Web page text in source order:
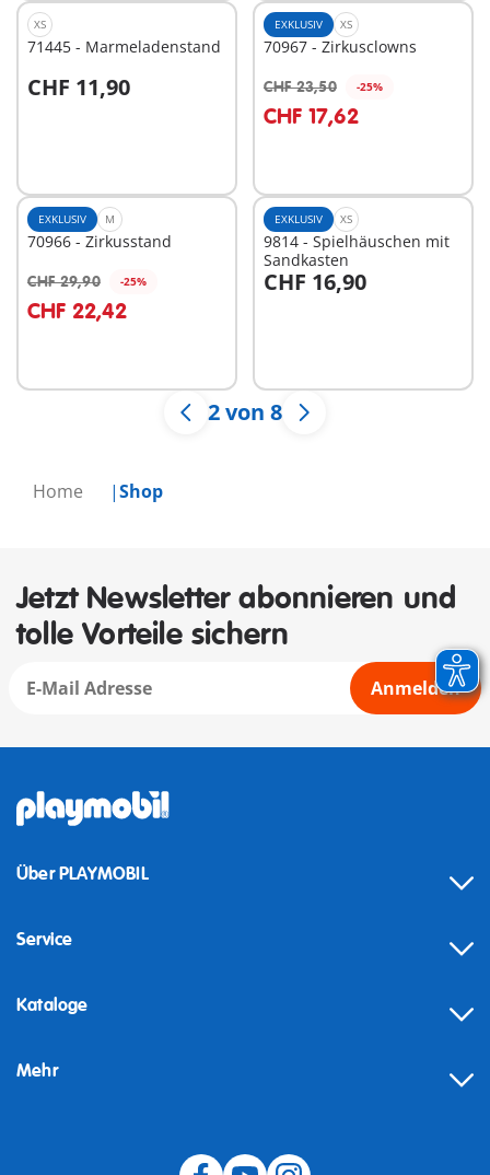
Home Shop
XS
71445 - Marmeladenstand
CHF 11,90
In den Warenkorb
EXKLUSIV XS
70967 - Zirkusclowns
CHF 23,50 -25%
CHF 17,62
In den Warenkorb
EXKLUSIV M
70966 - Zirkusstand
CHF 29,90 -25%
CHF 22,42
In den Warenkorb
EXKLUSIV XS
9814 - Spielhäuschen mit
Sandkasten
CHF 16,90
In den Warenkorb
2 von 8
Jetzt Newsletter abonnieren und
tolle Vorteile sichern
Anmelden
Über PLAYMOBIL
Service
Kataloge
Mehr